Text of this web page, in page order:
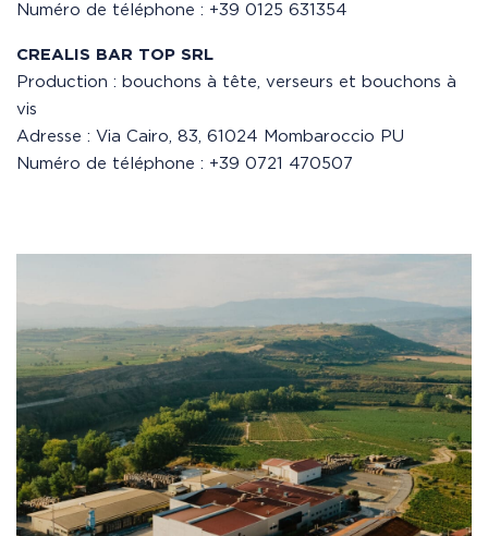
Numéro de téléphone : +39 0125 631354
CREALIS BAR TOP SRL
Production : bouchons à tête, verseurs et bouchons à
vis
Adresse : Via Cairo, 83, 61024 Mombaroccio PU
Numéro de téléphone : +39 0721 470507